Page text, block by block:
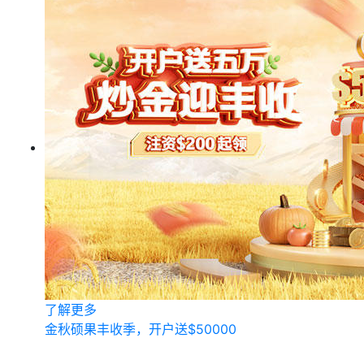
了解更多
金秋硕果丰收季，开户送$50000